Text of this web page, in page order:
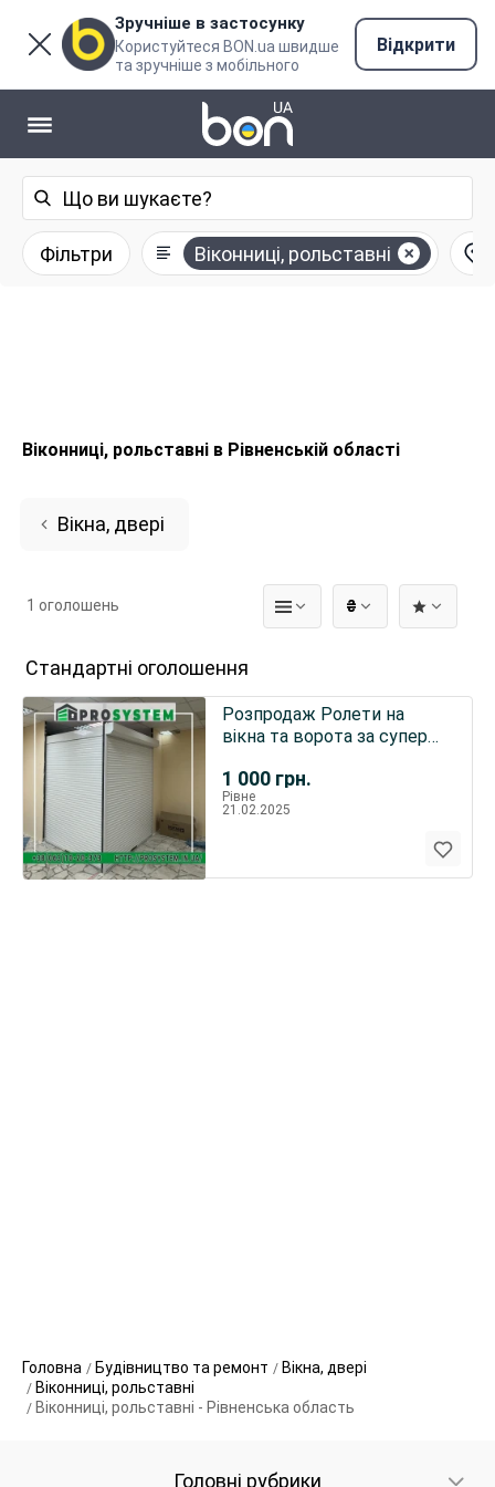
Зручніше в застосунку
Користуйтеся BON.ua швидше
та зручніше з мобільного
Відкрити
Фільтри Віконниці, рольставні
Віконниці, рольставні в Рівненській області
Вікна, двері
₴
1 оголошень
Стандартні оголошення
1 000 грн.
Розпродаж Ролети на
вікна та ворота за супер
Рівне
21.02.2025
Головна Будівництво та ремонт
Вікна, двері
Віконниці, рольставні
Віконниці, рольставні - Рівненська область
Головні рубрики